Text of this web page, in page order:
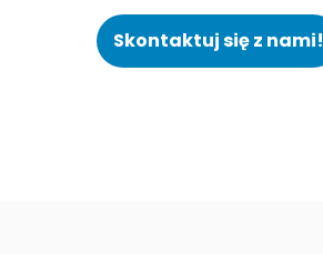
Skontaktuj się z nami!